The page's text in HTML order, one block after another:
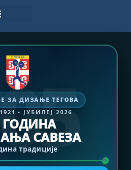
ЗА ДИЗАЊЕ ТЕГОВА
• ЈУБИЛЕЈ 2026
ГОДИНА
САВЕЗА
традиције